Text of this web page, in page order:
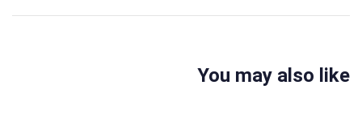
You may also like